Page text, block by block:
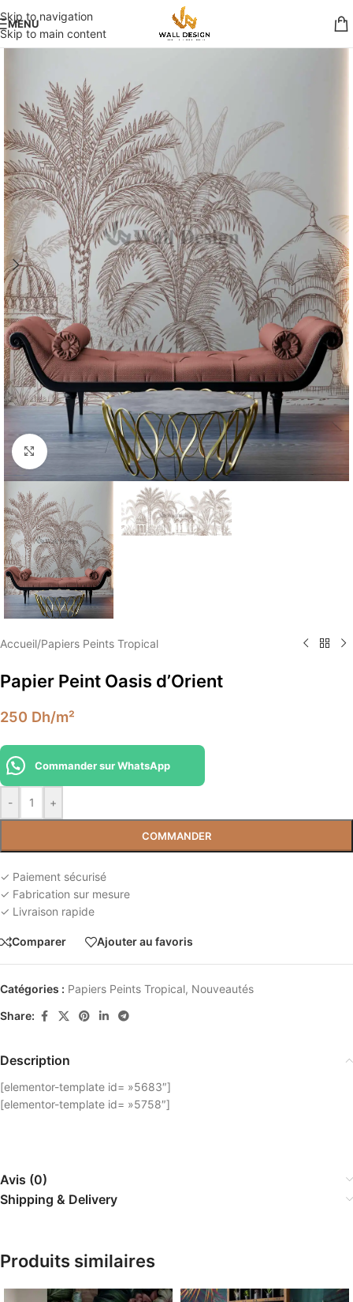
Skip to navigation
Skip to main content
MENU
Élargir
Accueil/Papiers Peints Tropical
Papier Peint Oasis d’Orient
250 Dh/m²
- +
COMMANDER
Commander sur WhatsApp
✓ Paiement sécurisé
✓ Fabrication sur mesure
✓ Livraison rapide
Comparer Ajouter au favoris
Catégories : Papiers Peints Tropical, Nouveautés
Share:
Description
[elementor-template id= »5683″]
[elementor-template id= »5758″]
Avis (0)
Shipping & Delivery
Produits similaires